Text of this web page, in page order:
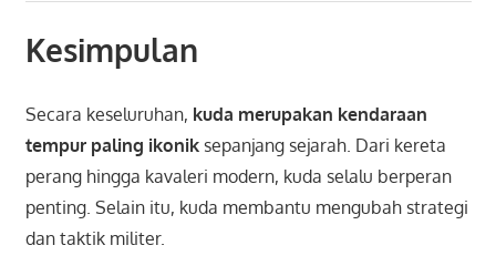
Kesimpulan
Secara keseluruhan, kuda merupakan kendaraan
tempur paling ikoniksepanjang sejarah. Dari kereta
perang hingga kavaleri modern, kuda selalu berperan
penting. Selain itu, kuda membantu mengubah strategi
dan taktik militer.